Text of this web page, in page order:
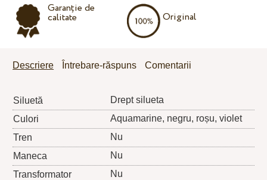
Garanție de
calitate Original
Descriere Întrebare-răspuns Comentarii
Siluetă
Drept silueta
Culori
Aquamarine, negru, roșu, violet
Tren
Nu
Maneca
Nu
Transformator
Nu